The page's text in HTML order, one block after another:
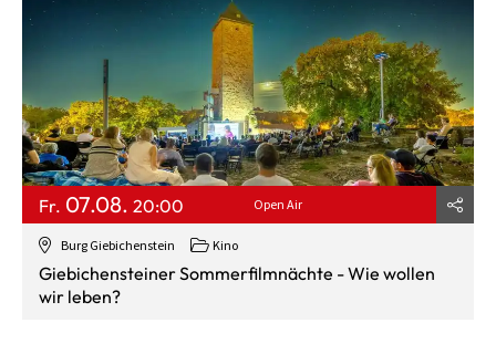
Burg Giebichenstein Kino
Fr. 07.08. 20:00 Open Air
Giebichensteiner Sommerfilmnächte - Wie wollen
wir leben?